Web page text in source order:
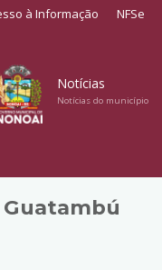
à Informação NFSe
Notícias
Notícias do município
Guatambú